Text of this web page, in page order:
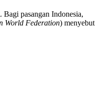
pasangan Indonesia,
World Federation) menyebut